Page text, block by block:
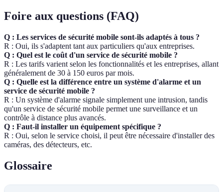
Foire aux questions (FAQ)
Q : Les services de sécurité mobile sont-ils adaptés à tous ?
R : Oui, ils s'adaptent tant aux particuliers qu'aux entreprises.
Q : Quel est le coût d'un service de sécurité mobile ?
R : Les tarifs varient selon les fonctionnalités et les entreprises, allant
généralement de 30 à 150 euros par mois.
Q : Quelle est la différence entre un système d'alarme et un
service de sécurité mobile ?
R : Un système d'alarme signale simplement une intrusion, tandis
qu'un service de sécurité mobile permet une surveillance et un
contrôle à distance plus avancés.
Q : Faut-il installer un équipement spécifique ?
R : Oui, selon le service choisi, il peut être nécessaire d'installer des
caméras, des détecteurs, etc.
Glossaire